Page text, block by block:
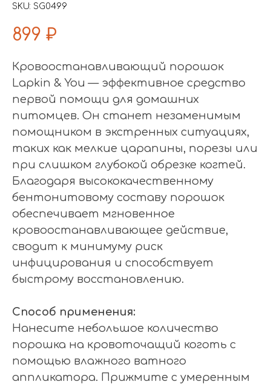
SKU: SG0499
899 ₽
Кровоостанавливающий порошок
Lapkin & You — эффективное средство
первой помощи для домашних
питомцев. Он станет незаменимым
помощником в экстренных ситуациях,
таких как мелкие царапины, порезы или
при слишком глубокой обрезке когтей.
Благодаря высококачественному
бентонитовому составу порошок
обеспечивает мгновенное
кровоостанавливающее действие,
сводит к минимуму риск
инфицирования и способствует
быстрому восстановлению.
Способ применения:
Нанесите небольшое количество
порошка на кровоточащий коготь с
помощью влажного ватного
аппликатора. Прижмите с умеренным